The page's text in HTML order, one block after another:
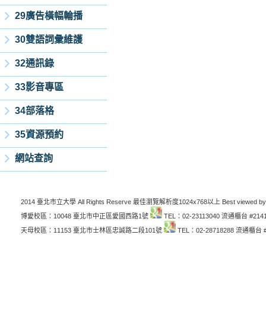
29廣告橫幅輪播
30雙語詞彙維護
32通訊錄
33影音專區
34部落格
35資源預約
網站查詢
2014 臺北市立大學 All Rights Reserve 最佳瀏覽解析度1024x768以上 Best viewed
博愛校區：10048 臺北市中正區愛國西路1號
TEL：02-23113040 流通櫃台
天母校區：11153 臺北市士林區忠誠路二段101號
TEL：02-28718288 流通櫃台